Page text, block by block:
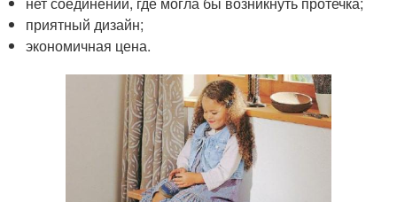
приятный дизайн;
экономичная цена.